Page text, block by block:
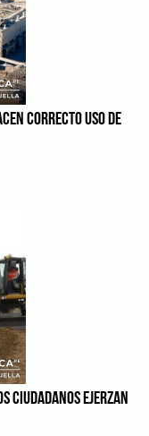
CORRECTO USO DE
CIUDADANOS EJERZAN